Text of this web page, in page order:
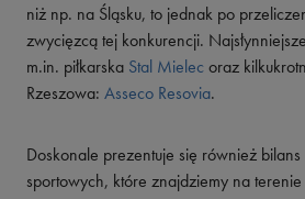
niż np. na Śląsku, to jednak po
zwycięzcą tej konkurencji.
m.in. piłkarska Stal Mielecoraz
Rzeszowa: Asseco Resovia.
Doskonale prezentuje się również
sportowych, które znajdziemy na